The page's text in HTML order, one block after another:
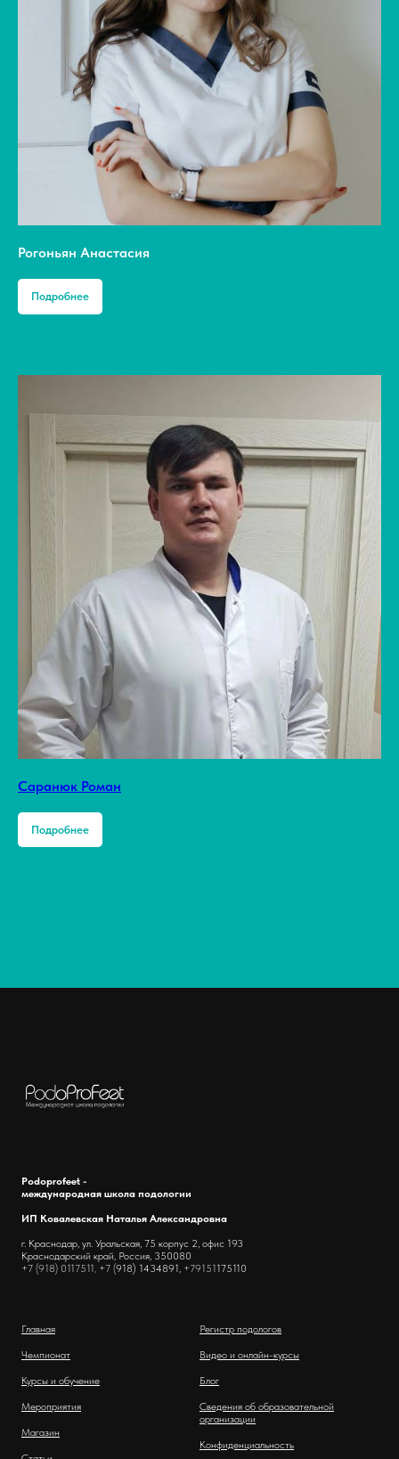
Рогоньян Анастасия
Подробнее
Саранюк Роман
Подробнее
Podoprofeet -
международная школа подологии
ИП Ковалевская Наталья Александровна
г. Краснодар, ул. Уральская, 75 корпус 2, офис 193
Краснодарский край, Россия, 350080
+7 (918) 0117511, +7 (918) 1434891, +79151175110
Главная
Чемпионат
Курсы и обучение
Мероприятия
Магазин
Регистр подологов
Видео и онлайн-курсы
Блог
Сведения об образовательной
организации
Конфиденциальность